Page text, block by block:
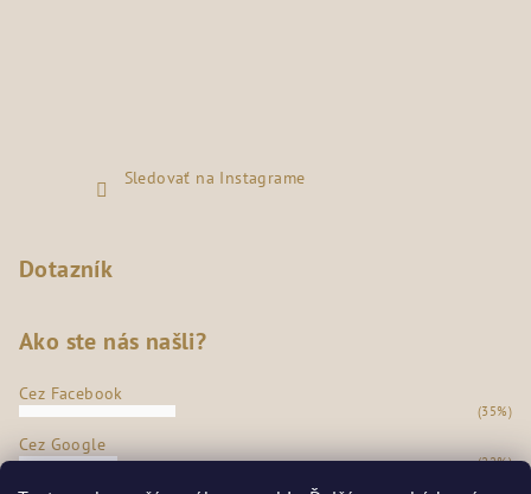
Sledovať na Instagrame
Dotazník
Ako ste nás našli?
Cez Facebook
(35%)
Cez Google
(22%)